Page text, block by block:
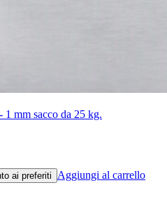
1 mm sacco da 25 kg.
ai preferiti
Aggiungi al carrello